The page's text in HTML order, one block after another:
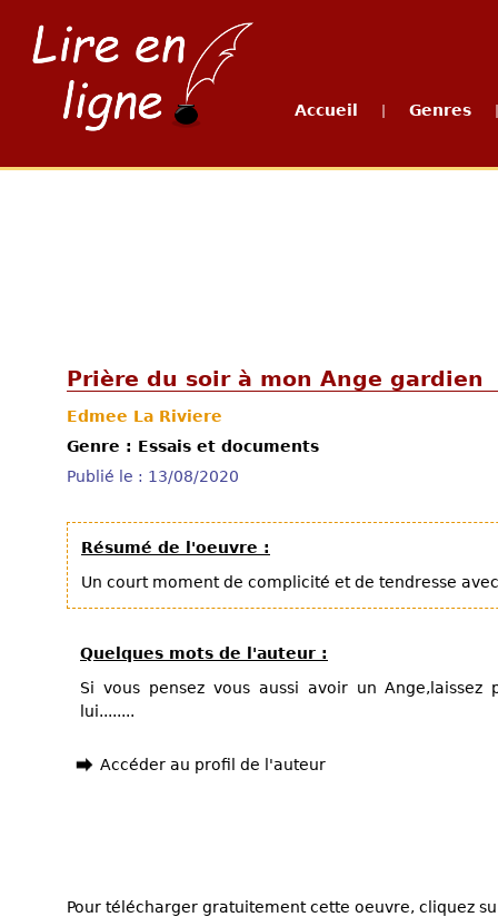
Accueil Genres
Prière du soir à mon Ange gardien
Edmee La Riviere
Genre : Essais et documents
Publié le : 13/08/2020
Résumé de l'oeuvre :
Un court moment de complicité et de tendresse
Quelques mots de l'auteur :
Si vous pensez vous aussi avoir un
lui........
Accéder au profil de l'auteur
Pour télécharger gratuitement cette oeuvre, cliquez